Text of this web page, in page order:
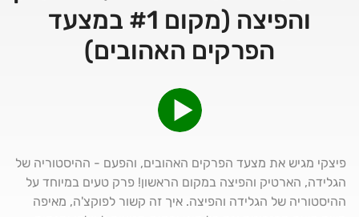
והפיצה (מקום #1 במצעד
הפרקים האהובים)
פיצקי מגיש את מצעד הפרקים האהובים, והפעם - ההיסטוריה של
הגלידה, הארטיק והפיצה במקום הראשון! פרק טעים במיוחד על
ההיסטוריה של הגלידה והפיצה. איך זה קשור לפוקצ'ה, מאיפה